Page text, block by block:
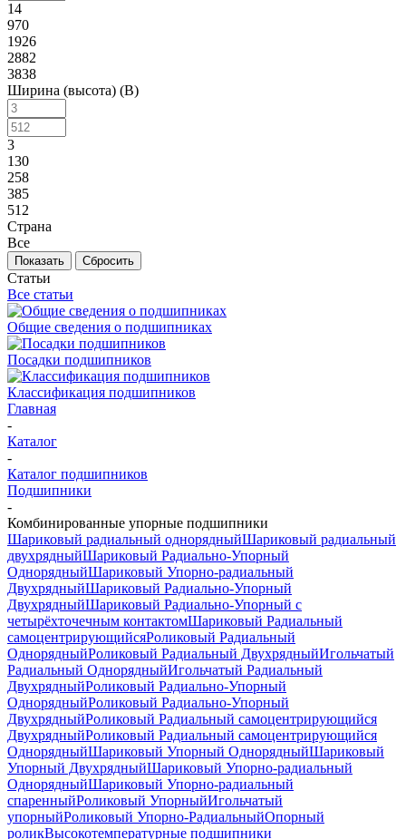
14
970
1926
2882
3838
Ширина (высота) (B)
3
130
258
385
512
Страна
Все
Сбросить
Статьи
Все статьи
Общие сведения о подшипниках
Посадки подшипников
Классификация подшипников
Главная
-
Каталог
-
Каталог подшипников
Подшипники
-
Комбинированные упорные подшипники
Шариковый радиальный однорядныйШариковый радиальный
двухрядныйШариковый Радиально-Упорный
ОднорядныйШариковый Упорно-радиальный
ДвухрядныйШариковый Радиально-Упорный
ДвухрядныйШариковый Радиально-Упорный с
четырёхточечным контактомШариковый Радиальный
самоцентрирующийсяРоликовый Радиальный
ОднорядныйРоликовый Радиальный ДвухрядныйИгольчатый
Радиальный ОднорядныйИгольчатый Радиальный
ДвухрядныйРоликовый Радиально-Упорный
ОднорядныйРоликовый Радиально-Упорный
ДвухрядныйРоликовый Радиальный самоцентрирующийся
ДвухрядныйРоликовый Радиальный самоцентрирующийся
ОднорядныйШариковый Упорный ОднорядныйШариковый
Упорный ДвухрядныйШариковый Упорно-радиальный
ОднорядныйШариковый Упорно-радиальный
спаренныйРоликовый УпорныйИгольчатый
упорныйРоликовый Упорно-РадиальныйОпорный
роликВысокотемпературные подшипники